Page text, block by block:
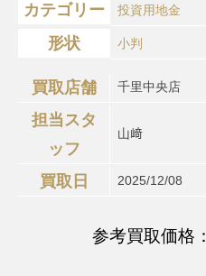
カテゴリー 投資用地金
形状 小判
買取店舗 千里中央店
担当スタ
ッフ
山﨑
買取日 2025/12/08
参考買取価格：